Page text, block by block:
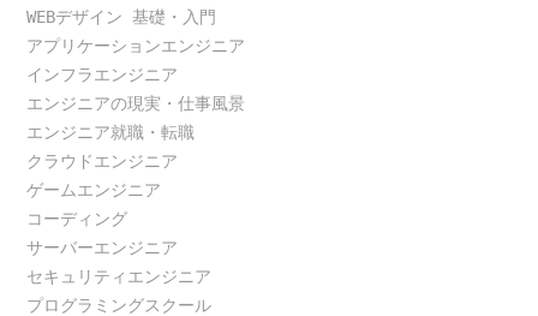
WEBデザイン 基礎・入門
アプリケーションエンジニア
インフラエンジニア
エンジニアの現実・仕事風景
エンジニア就職・転職
クラウドエンジニア
ゲームエンジニア
コーディング
サーバーエンジニア
セキュリティエンジニア
プログラミングスクール